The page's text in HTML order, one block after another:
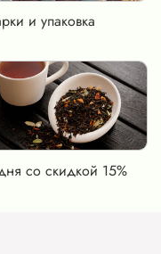
и упаковка
со скидкой 15%